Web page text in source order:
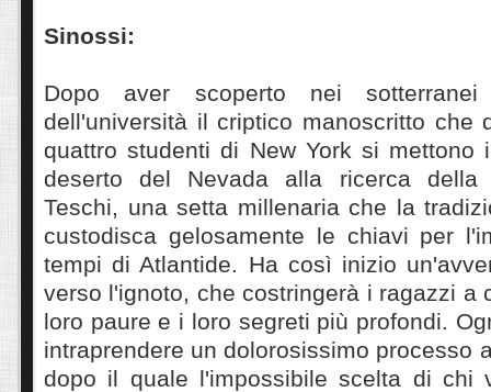
Sinossi:
Dopo aver scoperto nei sotterranei
dell'università il criptico manoscritto che
quattro studenti di New York si mettono
deserto del Nevada alla ricerca della
Teschi, una setta millenaria che la
custodisca gelosamente le chiavi per
tempi di Atlantide. Ha così inizio
verso l'ignoto, che costringerà i ragazzi a
loro paure e i loro segreti più profondi.
intraprendere un dolorosissimo processo
dopo il quale l'impossibile scelta di chi